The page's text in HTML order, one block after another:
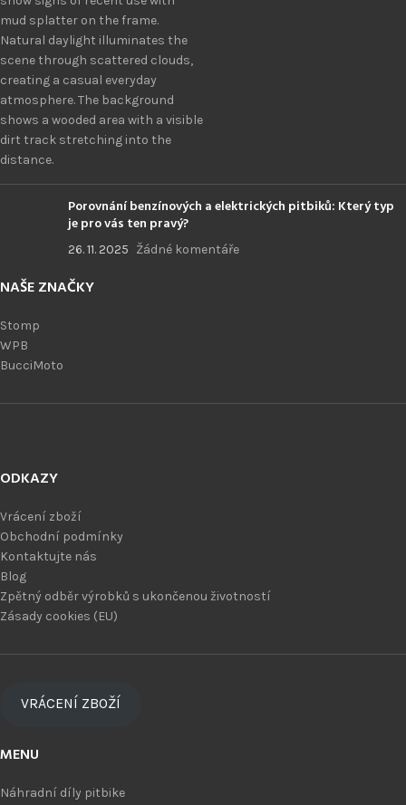
Porovnání benzínových a elektrických pitbiků: Který typ
je pro vás ten pravý?
26. 11. 2025 Žádné komentáře
NAŠE ZNAČKY
Stomp
WPB
BucciMoto
ODKAZY
Vrácení zboží
Obchodní podmínky
Kontaktujte nás
Blog
Zpětný odběr výrobků s ukončenou životností
Zásady cookies (EU)
VRÁCENÍ ZBOŽÍ
MENU
Náhradní díly pitbike